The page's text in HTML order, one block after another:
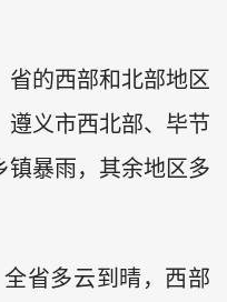
省的西部和北部地区
遵义市西北部、毕节
镇暴雨，其余地区多
省多云到晴，西部